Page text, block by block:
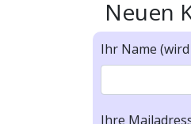
Neuen
Ihr Name
Ihre